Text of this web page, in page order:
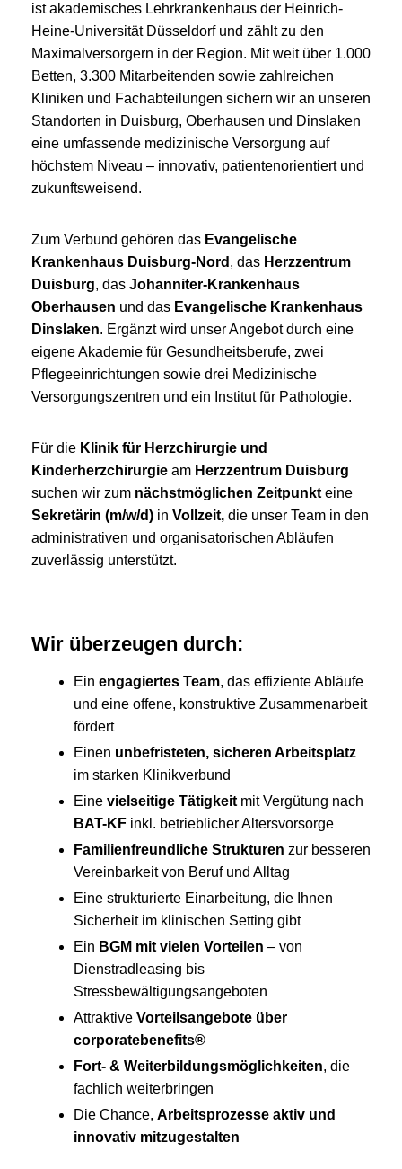
ist akademisches Lehrkrankenhaus der Heinrich-
Heine-Universität Düsseldorf und zählt zu den
Maximalversorgern in der Region. Mit weit über 1.000
Betten, 3.300 Mitarbeitenden sowie zahlreichen
Kliniken und Fachabteilungen sichern wir an unseren
Standorten in Duisburg, Oberhausen und Dinslaken
eine umfassende medizinische Versorgung auf
höchstem Niveau – innovativ, patientenorientiert und
zukunftsweisend.
Zum Verbund gehören das Evangelische
Krankenhaus Duisburg-Nord , das Herzzentrum
Duisburg, das Johanniter-Krankenhaus
Oberhausen und das Evangelische Krankenhaus
Dinslaken. Ergänzt wird unser Angebot durch eine
eigene Akademie für Gesundheitsberufe, zwei
Pflegeeinrichtungen sowie drei Medizinische
Versorgungszentren und ein Institut für Pathologie.
Für die Klinik für Herzchirurgie und
Kinderherzchirurgie am Herzzentrum Duisburg
suchen wir zum nächstmöglichen Zeitpunkt eine
Sekretärin (m/w/d) in Vollzeit, die unser Team in den
administrativen und organisatorischen Abläufen
zuverlässig unterstützt.
Wir überzeugen durch:
Ein engagiertes Team, das effiziente Abläufe
und eine offene, konstruktive Zusammenarbeit
fördert
Einen unbefristeten, sicheren Arbeitsplatz
im starken Klinikverbund
Eine vielseitige Tätigkeit mit Vergütung nach
BAT-KF inkl. betrieblicher Altersvorsorge
Familienfreundliche Strukturen zur besseren
Vereinbarkeit von Beruf und Alltag
Eine strukturierte Einarbeitung, die Ihnen
Sicherheit im klinischen Setting gibt
Ein BGM mit vielen Vorteilen – von
Dienstradleasing bis
Stressbewältigungsangeboten
Attraktive Vorteilsangebote über
corporatebenefits®
Fort- & Weiterbildungsmöglichkeiten, die
fachlich weiterbringen
Die Chance, Arbeitsprozesse aktiv und
innovativ mitzugestalten